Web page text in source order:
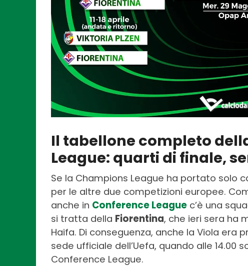
Il tabellone completo
League: quarti di finale,
Se la Champions League ha portato solo
per le altre due competizioni europee.
anche in Conference League c’è una
si tratta della Fiorentina, che ieri sera ha
Haifa. Di conseguenza, anche la Viola era
sede ufficiale dell’Uefa, quando alle 14.00
Conference League.